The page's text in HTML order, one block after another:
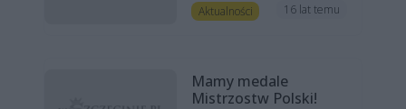
Aktualności 16 lat temu
Mamy medale
Mistrzostw Polski!